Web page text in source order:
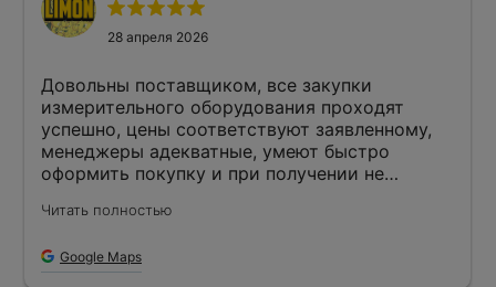
28 апреля 2026
Довольны поставщиком, все закупки
измерительного оборудования проходят
успешно, цены соответствуют заявленному,
менеджеры адекватные, умеют быстро
оформить покупку и при получении не
Читать полностью
Google Maps